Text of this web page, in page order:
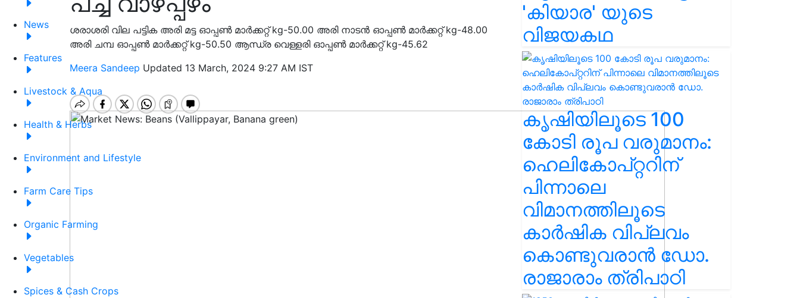
News
Features
Livestock & Aqua
Health & Herbs
Environment and Lifestyle
Farm Care Tips
Organic Farming
Vegetables
Spices & Cash Crops
ശരാശരി വില പട്ടിക അരി മട്ട ഓപ്പൺ മാർക്കറ്റ് kg-50.00 അരി നാടൻ ഓപ്പൺ മാർക്കറ്റ് kg-48.00
അരി ചമ്പ ഓപ്പൺ മാർക്കറ്റ് kg-50.50 ആന്ധ്ര വെള്ളരി ഓപ്പൺ മാർക്കറ്റ് kg-45.62
Meera Sandeep Updated 13 March, 2024 9:27 AM IST
'കിയാര' യുടെ
വിജയകഥ
കൃഷിയിലൂടെ 100
കോടി രൂപ വരുമാനം:
ഹെലികോപ്റ്ററിന്
പിന്നാലെ
വിമാനത്തിലൂടെ
കാർഷിക വിപ്ലവം
കൊണ്ടുവരാൻ ഡോ.
രാജാരാം ത്രിപാഠി